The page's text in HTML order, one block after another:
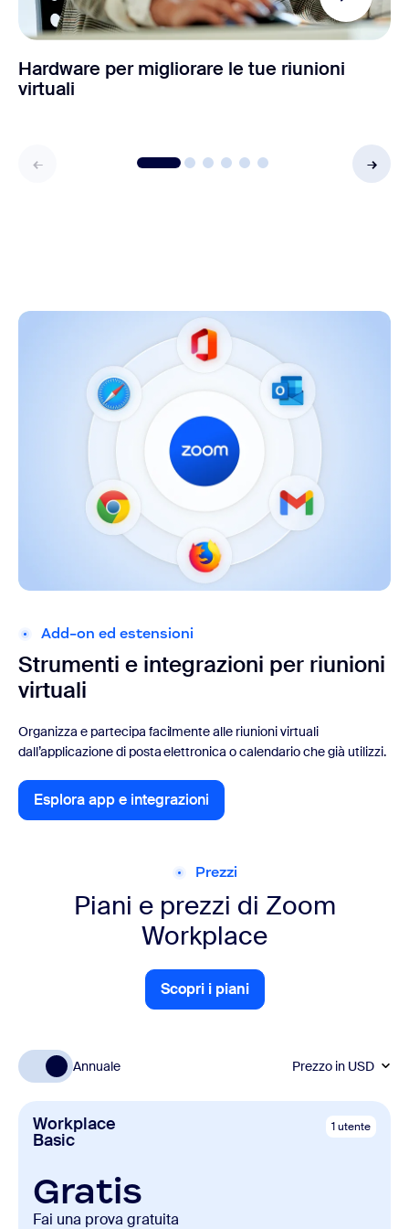
Hardware per migliorare le tue riunioni
virtuali
Add-on ed estensioni
Strumenti e integrazioni per riunioni
virtuali
Organizza e partecipa facilmente alle riunioni virtuali
dall’applicazione di posta elettronica o calendario che già utilizzi.
Esplora app e integrazioni
Esplora app e integrazioni
Prezzi
Piani e prezzi di Zoom
Workplace
Scopri i piani
Scopri i piani
Annuale Prezzo in USD
Workplace
Basic
1 utente
Gratis
Fai una prova gratuita